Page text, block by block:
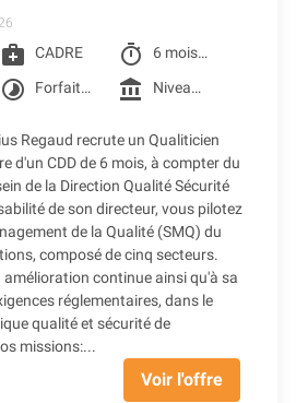
medical_services CADRE timer 6 mois à partir du 14/09/2026
timelapse Forfait jour 206 jours account_balance Niveau 6I de la grille conventionnelle des CLCC (3 005.42 € Brut) + Prime SEGUR (248.98 € Brut) + Reprise d'ancienneté
Regaud recrute un Qualiticien
d'un CDD de 6 mois, à compter du
de la Direction Qualité Sécurité
de son directeur, vous pilotez
de la Qualité (SMQ) du
composé de cinq secteurs.
amélioration continue ainsi qu'à sa
réglementaires, dans le
qualité et sécurité de
missions:...
Voir l'offre